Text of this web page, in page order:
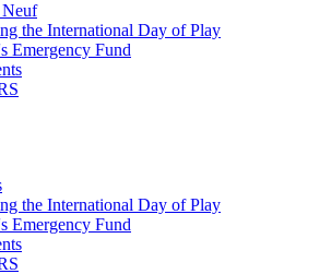
the International Day of Play
Emergency Fund
the International Day of Play
Emergency Fund